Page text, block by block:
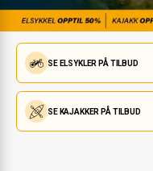
SE ELSYKLER PÅ TILBUD
SE KAJAKKER PÅ TILBUD